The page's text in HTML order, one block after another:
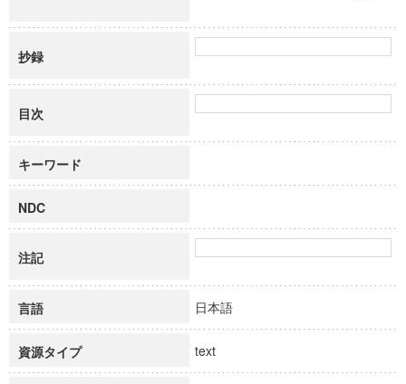
抄録
目次
キーワード
NDC
注記
言語 日本語
資源タイプ text